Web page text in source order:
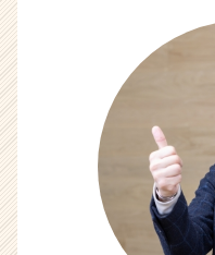
ト
サ
イ
ト